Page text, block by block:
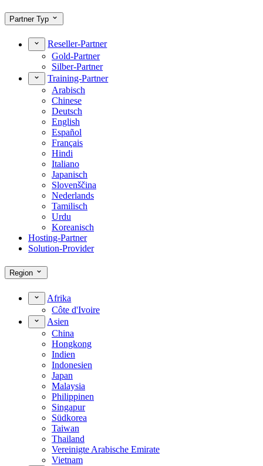
Partner Typ
Reseller-Partner
Gold-Partner
Silber-Partner
Training-Partner
Arabisch
Chinese
Deutsch
English
Español
Français
Hindi
Italiano
Japanisch
Slovenščina
Nederlands
Tamilisch
Urdu
Koreanisch
Hosting-Partner
Solution-Provider
Region
Afrika
Côte d'Ivoire
Asien
China
Hongkong
Indien
Indonesien
Japan
Malaysia
Philippinen
Singapur
Südkorea
Taiwan
Thailand
Vereinigte Arabische Emirate
Vietnam